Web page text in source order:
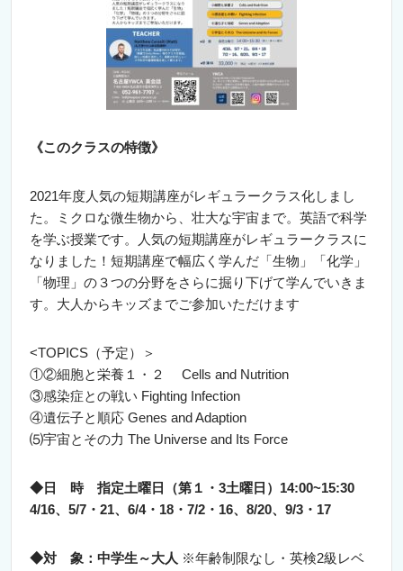
《このクラスの特徴》
2021年度人気の短期講座がレギュラークラス化しまし
た。ミクロな微生物から、壮大な宇宙まで。 英語で科学
を学ぶ授業です。
人気の短期講座がレギュラークラスに
なりました！短期講座で幅広く学んだ「生物」「化学」
「物理」の３つの分野をさらに掘り下げて学んでいきま
す。 大人からキッズまでご参加いただけます
<TOPICS（予定）＞
①②細胞と栄養１・２ Cells and Nutrition
③感染症との戦い Fighting Infection
④遺伝子と順応 Genes and Adaption
⑸宇宙とその力 The Universe and Its Force
◆日 時 指定土曜日（第１・3土曜日）14:00~15:30
4/16、5/7・21、6/4・18・ 7/2・16、8/20、9/3・17
◆対 象：中学生～大人 ※年齢制限なし・英検2級レベ